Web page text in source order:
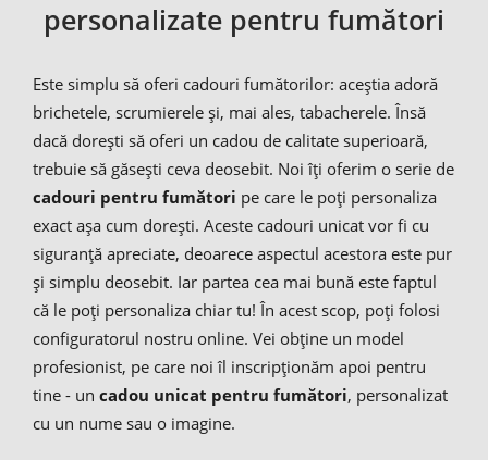
personalizate pentru fumători
Este simplu să oferi cadouri fumătorilor: aceștia adoră
brichetele, scrumierele și, mai ales, tabacherele. Însă
dacă dorești să oferi un cadou de calitate superioară,
trebuie să găsești ceva deosebit. Noi îți oferim o serie de
cadouri pentru fumători pe care le poți personaliza
exact așa cum dorești. Aceste cadouri unicat vor fi cu
siguranță apreciate, deoarece aspectul acestora este pur
și simplu deosebit. Iar partea cea mai bună este faptul
că le poți personaliza chiar tu! În acest scop, poți folosi
configuratorul nostru online. Vei obține un model
profesionist, pe care noi îl inscripționăm apoi pentru
tine - un cadou unicat pentru fumători, personalizat
cu un nume sau o imagine.